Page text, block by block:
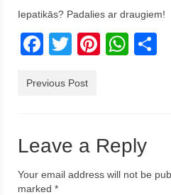
Ukraina
Latvija
Iepatikās? Padalies ar draugiem!
Facebook
Twitter
Previous Post
Leave a Reply
Your email address will not be
marked *